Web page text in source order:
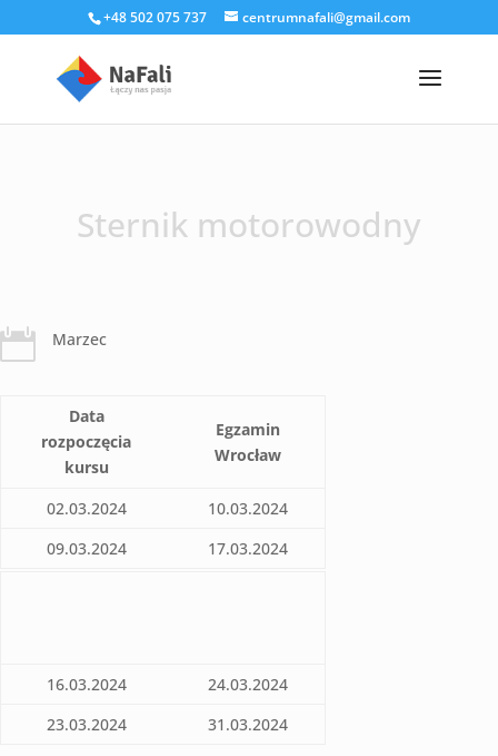
+48 502 075 737 centrumnafali@gmail.com
Sternik motorowodny
 Marzec
Data
rozpoczęcia
kursu
Egzamin
Wrocław
02.03.2024
10.03.2024
09.03.2024
17.03.2024
16.03.2024
24.03.2024
23.03.2024
31.03.2024